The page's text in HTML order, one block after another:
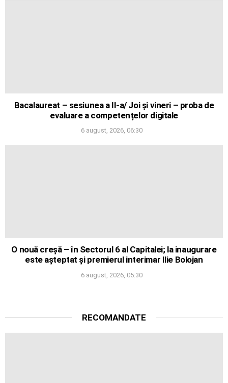
Bacalaureat – sesiunea a II-a/ Joi și vineri – proba de
evaluare a competențelor digitale
6 august, 2026, 06:30
O nouă creșă – în Sectorul 6 al Capitalei; la inaugurare
este așteptat și premierul interimar Ilie Bolojan
6 august, 2026, 05:30
RECOMANDATE